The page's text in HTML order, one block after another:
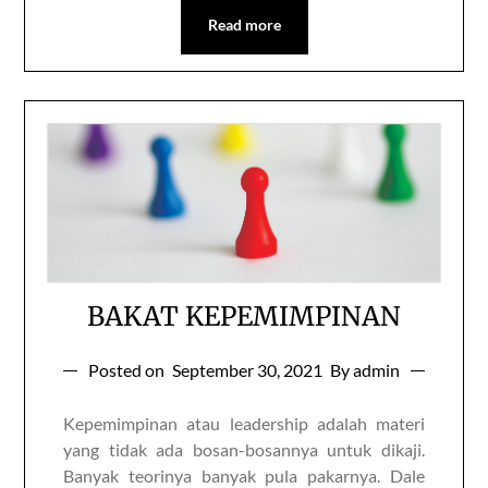
Read more
BAKAT KEPEMIMPINAN
Posted on September 30, 2021 By admin
Kepemimpinan atau leadership adalah materi
yang tidak ada bosan-bosannya untuk dikaji.
Banyak teorinya banyak pula pakarnya. Dale